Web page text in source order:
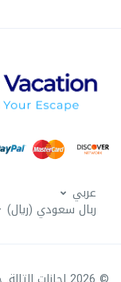
عربي
ربال سعودي (ريال)